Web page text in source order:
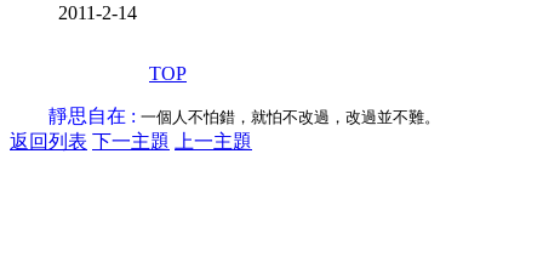
2011-2-14
TOP
靜思自在 : 一個人不怕錯，就怕不改過，改過並不難。
返回列表 下一主題 上一主題